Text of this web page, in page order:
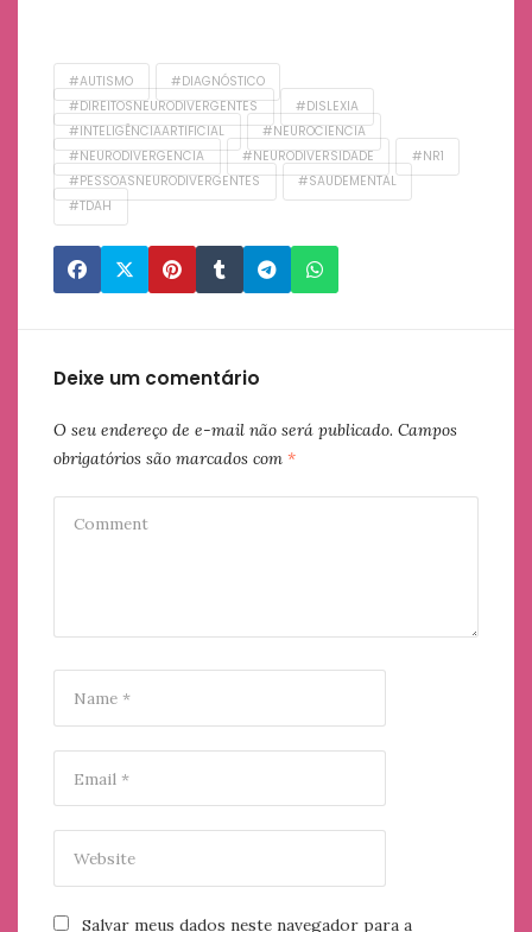
#AUTISMO
#DIAGNÓSTICO
#DIREITOSNEURODIVERGENTES
#DISLEXIA
#INTELIGÊNCIAARTIFICIAL
#NEUROCIENCIA
#NEURODIVERGENCIA
#NEURODIVERSIDADE
#NR1
#PESSOASNEURODIVERGENTES
#SAUDEMENTAL
#TDAH
Deixe um comentário
O seu endereço de e-mail não será publicado. Campos
obrigatórios são marcados com *
Salvar meus dados neste navegador para a